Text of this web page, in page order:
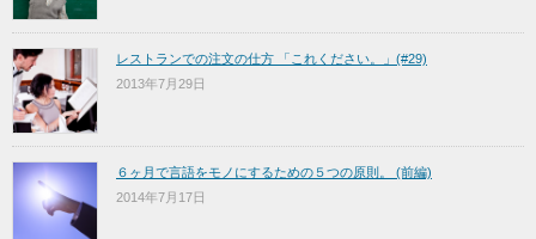
レストランでの注文の仕方 「これください。」(#29)
2013年7月29日
６ヶ月で言語をモノにするための５つの原則。 (前編)
2014年7月17日